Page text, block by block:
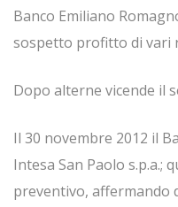
Banco Emiliano
sospetto profitto di vari
Dopo alterne vicende il
Il 30 novembre 2012 il
Intesa San Paolo s.p.a.;
preventivo, affermando